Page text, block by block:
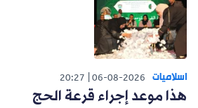
اسلاميات 06-08-2026
20:27
هذا موعد إجراء قرعة الحج